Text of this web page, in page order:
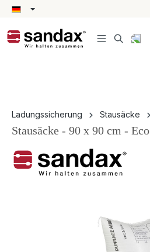
springen
Ladungssicherung Stausäcke
Stausäcke - 90 x 90 cm - Eco